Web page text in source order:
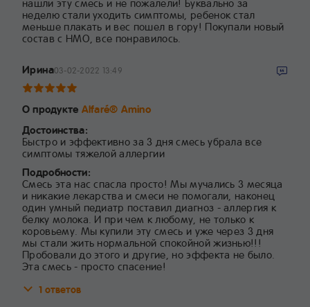
нашли эту смесь и не пожалели! Буквально за
неделю стали уходить симптомы, ребенок стал
меньше плакать и вес пошел в гору! Покупали новый
состав с НМО, все понравилось.
Ирина03-02-2022 13:49
О продукте Alfaré® Amino
Достоинства:
Быстро и эффективно за 3 дня смесь убрала все
симптомы тяжелой аллергии
Подробности:
Смесь эта нас спасла просто! Мы мучались 3 месяца
и никакие лекарства и смеси не помогали, наконец
один умный педиатр поставил диагноз - аллергия к
белку молока. И при чем к любому, не только к
коровьему. Мы купили эту смесь и уже через 3 дня
мы стали жить нормальной спокойной жизнью!!!
Пробовали до этого и другие, но эффекта не было.
Эта смесь - просто спасение!
1 ответов